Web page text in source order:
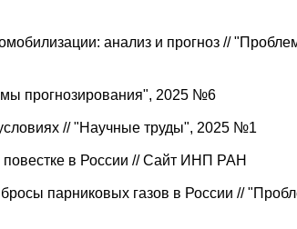
анализ и прогноз //
прогнозирования", 2025 №6
// "Научные труды", 2025 №1
в России // Сайт ИНП РАН
парниковых газов в России //